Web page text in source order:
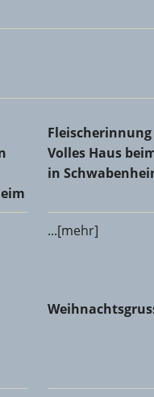
Innung
Fleischerinnung
Schwabenheim
Volles Haus
in
...[mehr]
Weihnachtsgruss